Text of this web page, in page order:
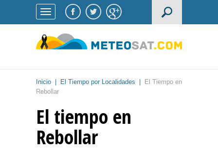
Inicio El Tiempo por Localidades
El Tiempo en
Rebollar
El tiempo en
Rebollar